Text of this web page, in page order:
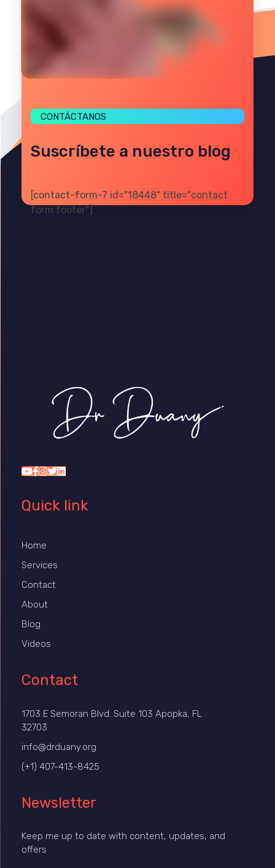
CONTÁCTANOS
Suscríbete a nuestro blog
[contact-form-7 id="18448" title="contact
form footer"]
Quick link
Home
Services
Contact
About
Blog
Videos
Contact
1703 E Semoran Blvd. Suite 103 Apopka, FL
32703
info@drduany.org
(+1) 407-413-8425
Newsletter
Keep me up to date with content, updates, and
offers